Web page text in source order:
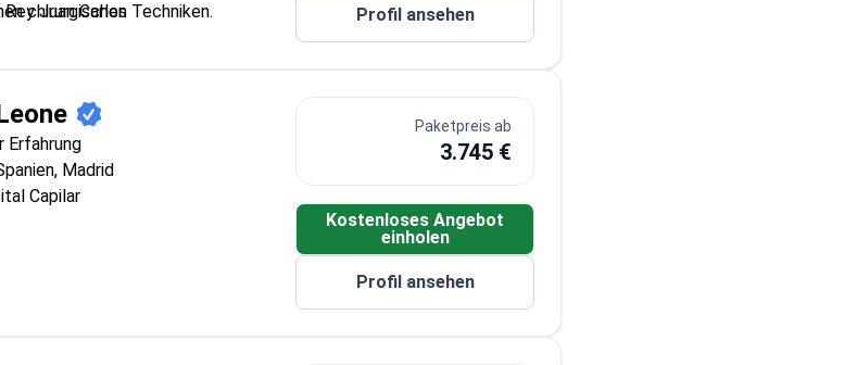
chirurgischen Techniken.
Juan Carlos
in der FUE-Technik durch das
Masterprogramm der UCAM
Defensa Gómez Ulla
Studien und
Publikationen bei
Profil ansehen
Erfahrung
Madrid
Capilar
Paketpreis ab
3.745 €
Kostenloses Angebot
einholen
Profil ansehen